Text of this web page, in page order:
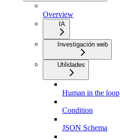
Overview
IA
Investigación web
Utilidades
Human in the loop
Condition
JSON Schema